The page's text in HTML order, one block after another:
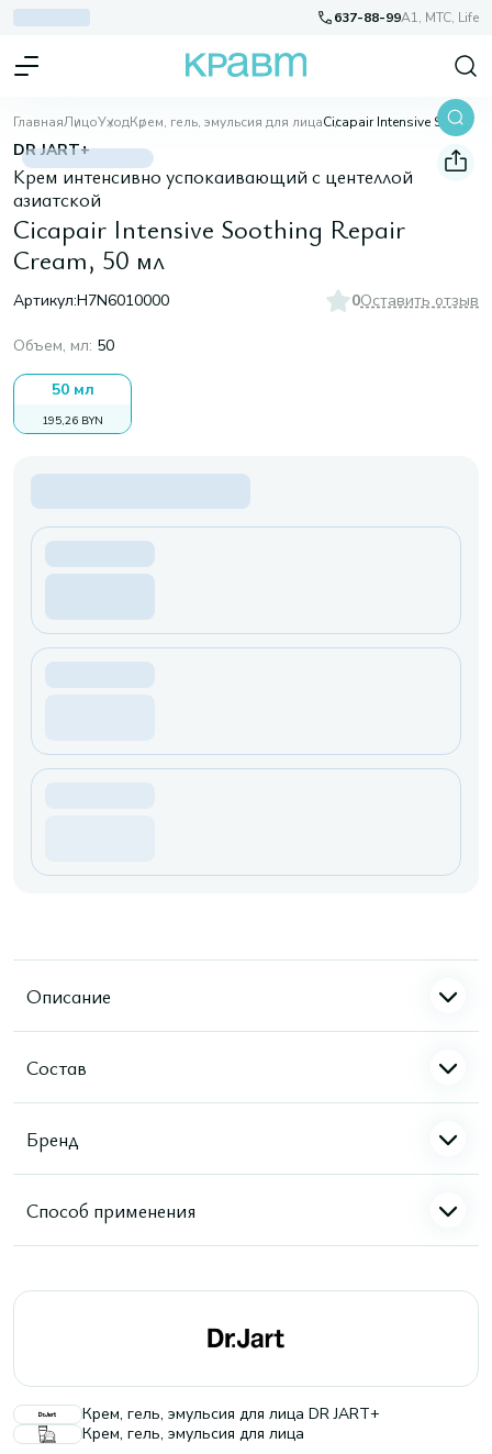
637-88-99A1, МТС, Life
ГлавнаяЛицоУходКрем, гель, эмульсия для лица Cicapair Intensive Soothing Repair Cream, 50 мл
DR JART+
Крем интенсивно успокаивающий с центеллой
азиатской
Cicapair Intensive Soothing Repair
Cream, 50 мл
Артикул:H7N6010000 0Оставить отзыв
Объем, мл: 50
50 мл
195,26 BYN
Описание
Состав
Бренд
Способ применения
Крем, гель, эмульсия для лица DR JART+
Крем, гель, эмульсия для лица